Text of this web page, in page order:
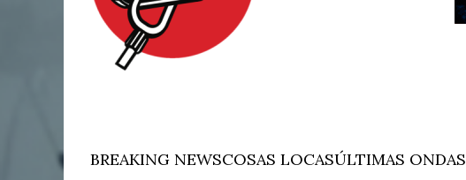
BREAKING NEWSCOSAS LOCASÚLTIMAS ONDAS